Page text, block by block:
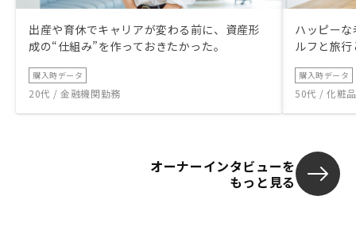
出産や育休でキャリアが変わる前に、資産形
成の“仕組み”を作っておきたかった。
購入時データ
20代 / 金融機関勤務
ハッピー
ルフと旅
購入時データ
50代 / 化粧
オーナーインタビューを
もっと見る